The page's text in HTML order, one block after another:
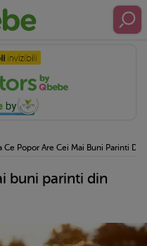
Ce Popor Are Cei Mai Buni Parinti
buni parinti din